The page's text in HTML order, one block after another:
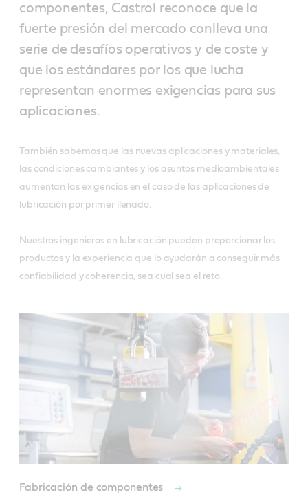
componentes, Castrol reconoce que la
fuerte presión del mercado conlleva una
serie de desafíos operativos y de coste y
que los estándares por los que lucha
representan enormes exigencias para sus
aplicaciones.
También sabemos que las nuevas aplicaciones y materiales,
las condiciones cambiantes y los asuntos medioambientales
aumentan las exigencias en el caso de las aplicaciones de
lubricación por primer llenado.
Nuestros ingenieros en lubricación pueden proporcionar los
productos y la experiencia que lo ayudarán a conseguir más
confiabilidad y coherencia, sea cual sea el reto.
Fabricación de componentes